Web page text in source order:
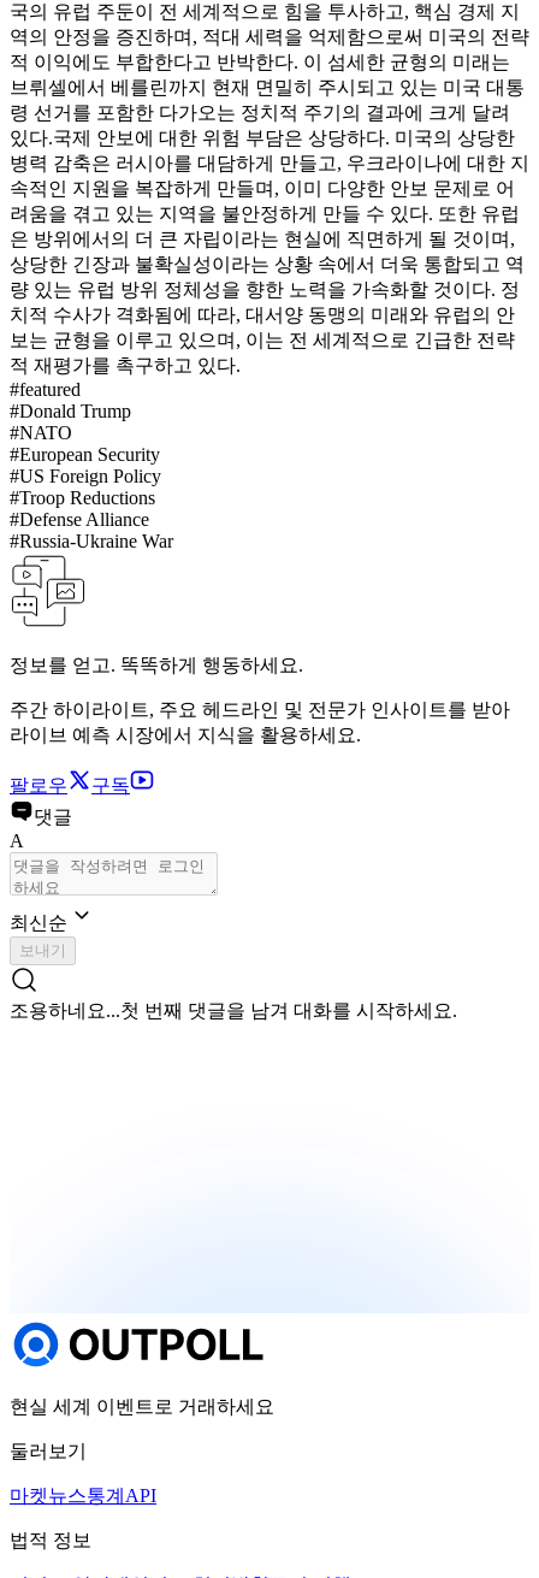
국의 유럽 주둔이 전 세계적으로 힘을 투사하고, 핵심 경제 지
역의 안정을 증진하며, 적대 세력을 억제함으로써 미국의 전략
적 이익에도 부합한다고 반박한다. 이 섬세한 균형의 미래는
브뤼셀에서 베를린까지 현재 면밀히 주시되고 있는 미국 대통
령 선거를 포함한 다가오는 정치적 주기의 결과에 크게 달려
있다.국제 안보에 대한 위험 부담은 상당하다. 미국의 상당한
병력 감축은 러시아를 대담하게 만들고, 우크라이나에 대한 지
속적인 지원을 복잡하게 만들며, 이미 다양한 안보 문제로 어
려움을 겪고 있는 지역을 불안정하게 만들 수 있다. 또한 유럽
은 방위에서의 더 큰 자립이라는 현실에 직면하게 될 것이며,
상당한 긴장과 불확실성이라는 상황 속에서 더욱 통합되고 역
량 있는 유럽 방위 정체성을 향한 노력을 가속화할 것이다. 정
치적 수사가 격화됨에 따라, 대서양 동맹의 미래와 유럽의 안
보는 균형을 이루고 있으며, 이는 전 세계적으로 긴급한 전략
적 재평가를 촉구하고 있다.
#featured
#Donald Trump
#NATO
#European Security
#US Foreign Policy
#Troop Reductions
#Defense Alliance
#Russia-Ukraine War
정보를 얻고. 똑똑하게 행동하세요.
주간 하이라이트, 주요 헤드라인 및 전문가 인사이트를 받아
라이브 예측 시장에서 지식을 활용하세요.
팔로우
구독
댓글
A
최신순
보내기
조용하네요...첫 번째 댓글을 남겨 대화를 시작하세요.
현실 세계 이벤트로 거래하세요
둘러보기
마켓뉴스통계 API
법적 정보